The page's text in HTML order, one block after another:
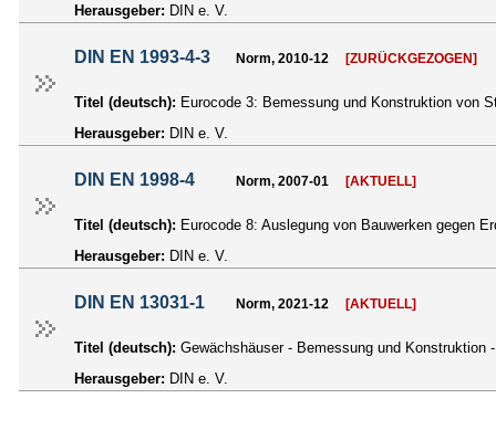
Herausgeber: DIN e. V.
DIN EN 1993-4-3 Norm, 2010-12 [ZURÜCKGEZOGEN]
Titel (deutsch): Eurocode 3: Bemessung und Konstruktion von
Herausgeber: DIN e. V.
DIN EN 1998-4 Norm, 2007-01 [AKTUELL]
Titel (deutsch): Eurocode 8: Auslegung von Bauwerken gegen
Herausgeber: DIN e. V.
DIN EN 13031-1 Norm, 2021-12 [AKTUELL]
Titel (deutsch): Gewächshäuser - Bemessung und Konstruktion
Herausgeber: DIN e. V.